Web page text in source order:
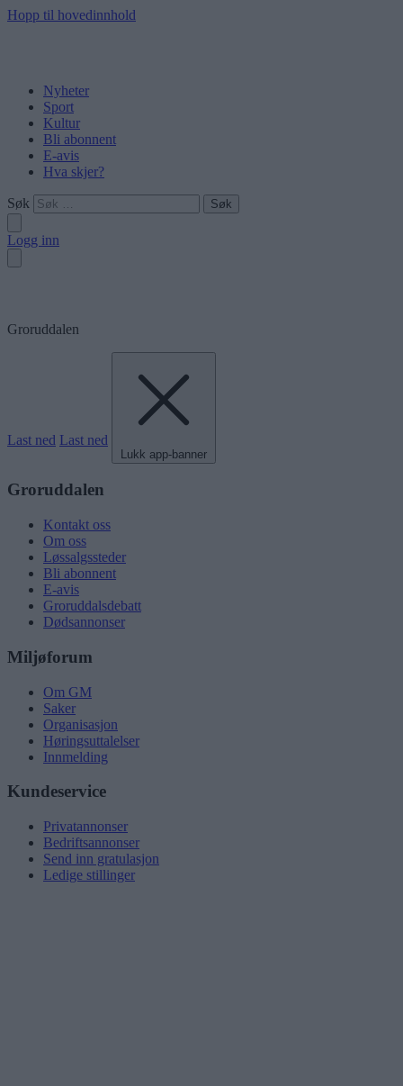
Hopp til hovedinnhold
Nyheter
Sport
Kultur
Bli abonnent
E-avis
Hva skjer?
Søk
Logg inn
Groruddalen
Last ned Last ned
Lukk app-banner
Groruddalen
Kontakt oss
Om oss
Løssalgssteder
Bli abonnent
E-avis
Groruddalsdebatt
Dødsannonser
Miljøforum
Om GM
Saker
Organisasjon
Høringsuttalelser
Innmelding
Kundeservice
Privatannonser
Bedriftsannonser
Send inn gratulasjon
Ledige stillinger